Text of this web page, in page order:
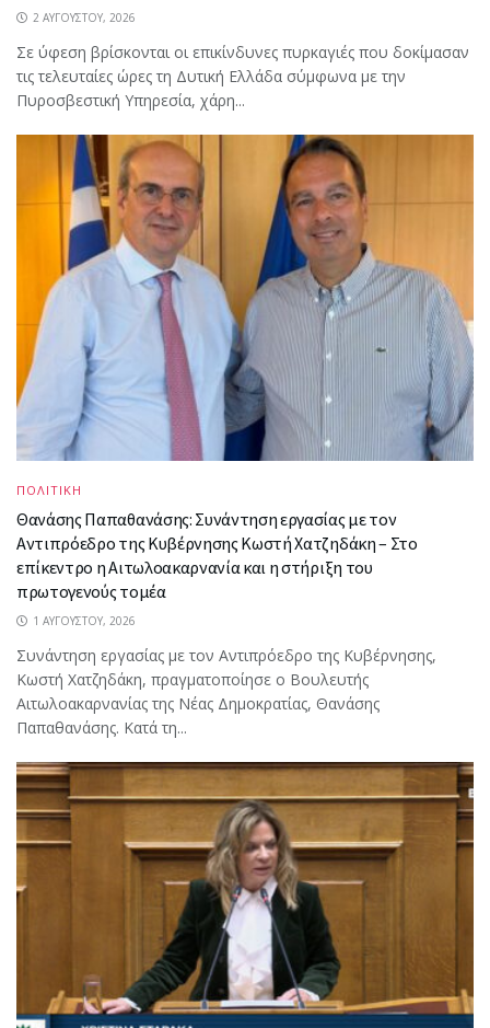
2 ΑΥΓΟΎΣΤΟΥ, 2026
Σε ύφεση βρίσκονται οι επικίνδυνες πυρκαγιές που δοκίμασαν
τις τελευταίες ώρες τη Δυτική Ελλάδα σύμφωνα με την
Πυροσβεστική Υπηρεσία, χάρη...
ΠΟΛΙΤΙΚΗ
Θανάσης Παπαθανάσης: Συνάντηση εργασίας με τον
Αντιπρόεδρο της Κυβέρνησης Κωστή Χατζηδάκη – Στο
επίκεντρο η Αιτωλοακαρνανία και η στήριξη του
πρωτογενούς τομέα
1 ΑΥΓΟΎΣΤΟΥ, 2026
Συνάντηση εργασίας με τον Αντιπρόεδρο της Κυβέρνησης,
Κωστή Χατζηδάκη, πραγματοποίησε ο Βουλευτής
Αιτωλοακαρνανίας της Νέας Δημοκρατίας, Θανάσης
Παπαθανάσης. Κατά τη...